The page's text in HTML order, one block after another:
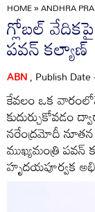
HOME»ANDHRA
గ్లోబల్
పవన్ కల్యాణ్
ABN, Publish
కేవలం ఒక
కుదుర్చుకోవడం
నరేంద్రమోదీ నూతన
ముఖ్యమంత్రి
హృదయపూర్వక